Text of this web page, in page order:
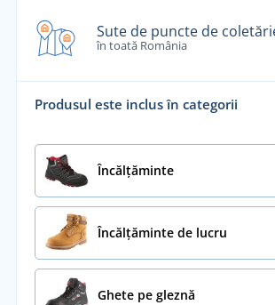
Sute de puncte de
în toată România
Produsul este inclus în categorii
Încălţăminte
Încălțăminte de lucru
Ghete pe gleznă